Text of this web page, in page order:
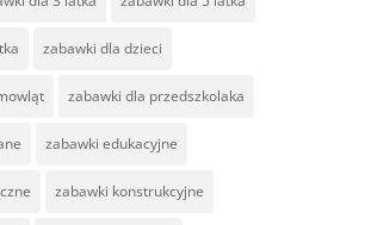
zabawki dla dzieci
zabawki dla przedszkolaka
zabawki edukacyjne
zabawki konstrukcyjne